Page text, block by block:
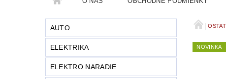
AUTO
ELEKTRIKA
ELEKTRO NARADIE
NOVINKA